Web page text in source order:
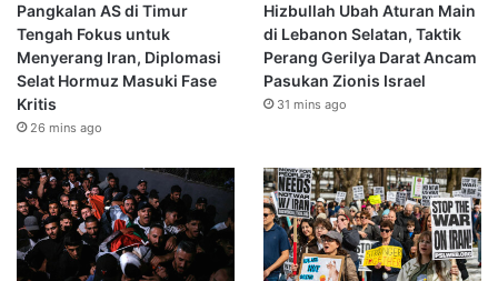
Pangkalan AS di Timur
Tengah Fokus untuk
Menyerang Iran, Diplomasi
Selat Hormuz Masuki Fase
Kritis
26 mins ago
Hizbullah Ubah Aturan Main
di Lebanon Selatan, Taktik
Perang Gerilya Darat Ancam
Pasukan Zionis Israel
31 mins ago